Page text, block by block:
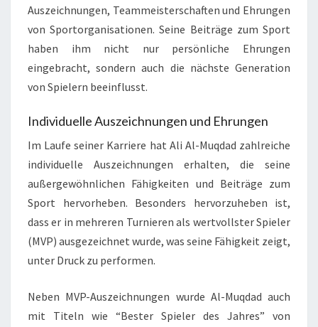
Auszeichnungen, Teammeisterschaften und Ehrungen
von Sportorganisationen. Seine Beiträge zum Sport
haben ihm nicht nur persönliche Ehrungen
eingebracht, sondern auch die nächste Generation
von Spielern beeinflusst.
Individuelle Auszeichnungen und Ehrungen
Im Laufe seiner Karriere hat Ali Al-Muqdad zahlreiche
individuelle Auszeichnungen erhalten, die seine
außergewöhnlichen Fähigkeiten und Beiträge zum
Sport hervorheben. Besonders hervorzuheben ist,
dass er in mehreren Turnieren als wertvollster Spieler
(MVP) ausgezeichnet wurde, was seine Fähigkeit zeigt,
unter Druck zu performen.
Neben MVP-Auszeichnungen wurde Al-Muqdad auch
mit Titeln wie “Bester Spieler des Jahres” von